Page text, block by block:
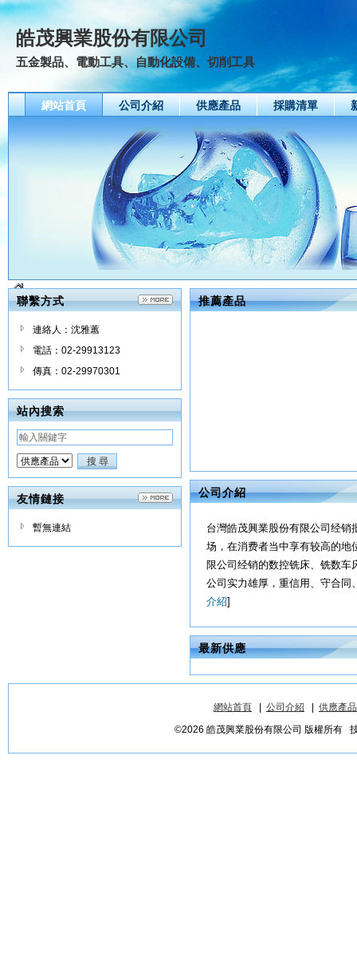
皓茂興業股份有限公司
五金製品、電動工具、自動化設備、切削工具
網站首頁 公司介紹 供應產品 採購清單
聯繫方式
連絡人：沈雅蕙
電話：02-29913123
傳真：02-29970301
站內搜索
友情鏈接
暫無連結
推薦產品
公司介紹
台灣皓茂興業股份有限公司经
场，在消费者当中享有较高的地
限公司经销的数控铣床、铣数
公司实力雄厚，重信用、守合同
介紹]
最新供應
網站首頁 公司介紹
供應產品
©2026 皓茂興業股份有限公司 版權所有